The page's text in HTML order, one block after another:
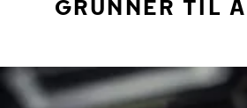
GRUNNER TIL